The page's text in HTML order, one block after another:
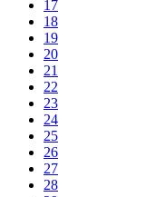
17
18
19
20
21
22
23
24
25
26
27
28